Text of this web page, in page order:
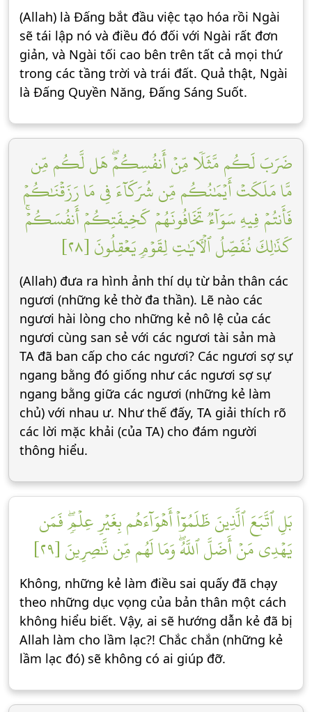
(Allah) là Đấng bắt đầu việc tạo hóa rồi Ngài
sẽ tái lập nó và điều đó đối với Ngài rất đơn
giản, và Ngài tối cao bên trên tất cả mọi thứ
trong các tầng trời và trái đất. Quả thật, Ngài
là Đấng Quyền Năng, Đấng Sáng Suốt.
ضَرَبَ لَكُم مَّثَلٗا مِّنۡ أَنفُسِكُمۡۖ هَل لَّكُم مِّن
مَّا مَلَكَتۡ أَيۡمَٰنُكُم مِّن شُرَكَآءَ فِي مَا رَزَقۡنَٰكُمۡ
فَأَنتُمۡ فِيهِ سَوَآءٞ تَخَافُونَهُمۡ كَخِيفَتِكُمۡ أَنفُسَكُمۡۚ
كَذَٰلِكَ نُفَصِّلُ ٱلۡأٓيَٰتِ لِقَوۡمٖ يَعۡقِلُونَ [٢٨]
(Allah) đưa ra hình ảnh thí dụ từ bản thân các
ngươi (những kẻ thờ đa thần). Lẽ nào các
ngươi hài lòng cho những kẻ nô lệ của các
ngươi cùng san sẻ với các ngươi tài sản mà
TA đã ban cấp cho các ngươi? Các ngươi sợ sự
ngang bằng đó giống như các ngươi sợ sự
ngang bằng giữa các ngươi (những kẻ làm
chủ) với nhau ư. Như thế đấy, TA giải thích rõ
các lời mặc khải (của TA) cho đám người
thông hiểu.
بَلِ ٱتَّبَعَ ٱلَّذِينَ ظَلَمُوٓاْ أَهۡوَآءَهُم بِغَيۡرِ عِلۡمٖۖ فَمَن
يَهۡدِي مَنۡ أَضَلَّ ٱللَّهُۖ وَمَا لَهُم مِّن نَّٰصِرِينَ [٢٩]
Không, những kẻ làm điều sai quấy đã chạy
theo những dục vọng của bản thân một cách
không hiểu biết. Vậy, ai sẽ hướng dẫn kẻ đã bị
Allah làm cho lầm lạc?! Chắc chắn (những kẻ
lầm lạc đó) sẽ không có ai giúp đỡ.